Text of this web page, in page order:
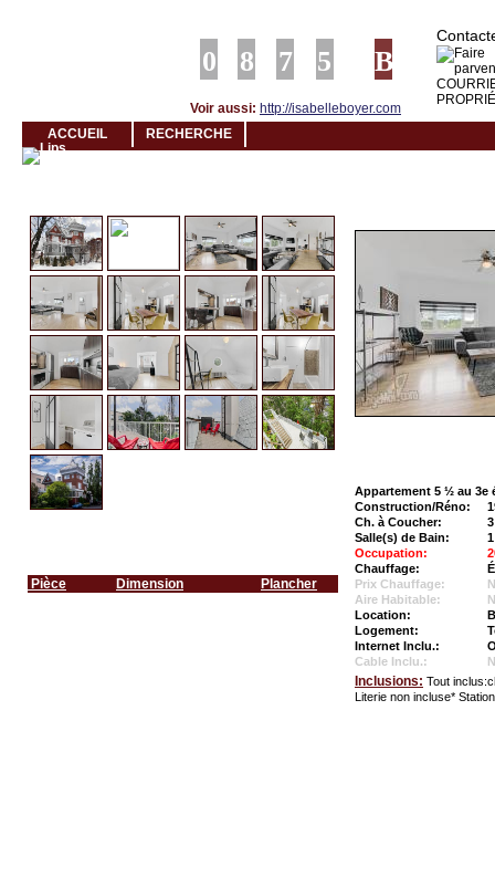
Voir aussi: http://isabelleboyer.com
ACCUEIL RECHERCHE
Pièce Dimension Plancher
Appartement 5 ½ au 3e
Construction/Réno:
Ch. à Coucher:
3
Salle(s) de Bain:
1
Occupation:
Chauffage:
Prix Chauffage:
Aire Habitable:
Location:
Logement:
Internet Inclu.:
Cable Inclu.:
Inclusions: Tout
Literie non incluse*